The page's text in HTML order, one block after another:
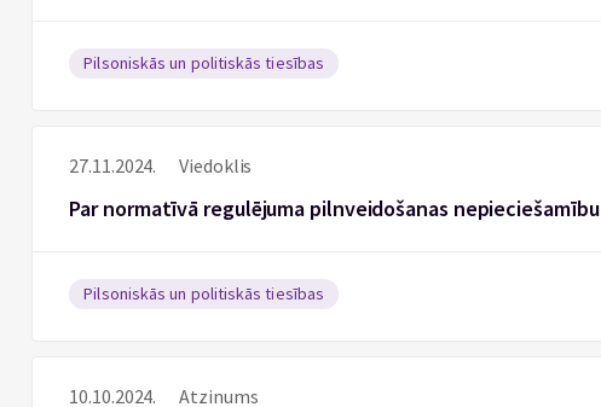
Pilsoniskās un politiskās tiesības
27.11.2024. Viedoklis
Par normatīvā regulējuma pilnveidošanas nepieciešamību
Pilsoniskās un politiskās tiesības
10.10.2024. Atzinums